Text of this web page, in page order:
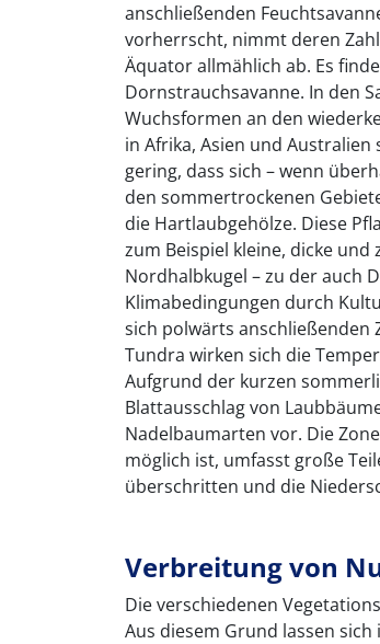
anschließenden
vorherrscht, nimmt deren
Äquator allmählich ab. Es
Dornstrauchsavanne. In den
Wuchsformen an den
in Afrika, Asien und
gering, dass sich – wenn
den sommertrockenen
die Hartlaubgehölze. Diese
zum Beispiel kleine, dicke
Nordhalbkugel – zu der auch
Klimabedingungen durch
sich polwärts anschließenden
Tundra wirken sich die
Aufgrund der kurzen
Blattausschlag von
Nadelbaumarten vor. Die
möglich ist, umfasst große
überschritten und die
Verbreitung von
Die verschiedenen
Aus diesem Grund lassen